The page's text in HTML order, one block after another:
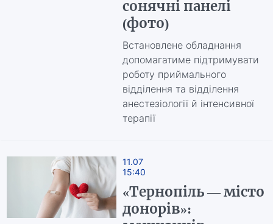
сонячні панелі
(фото)
Встановлене обладнання
допомагатиме підтримувати
роботу приймального
відділення та відділення
анестезіології й інтенсивної
терапії
11.07
15:40
«Тернопіль — місто
донорів»: